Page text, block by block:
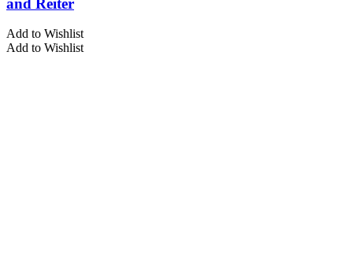
Add to Wishlist
Add to Wishlist